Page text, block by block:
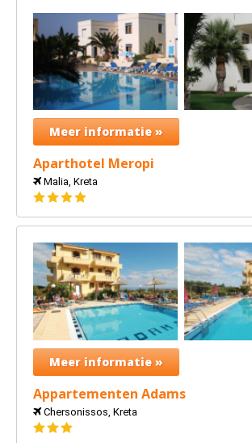
Meer informatie »
Aparthotel Meropi
Malia, Kreta
4
Meer informatie »
Appartementen Adams
Chersonissos, Kreta
3